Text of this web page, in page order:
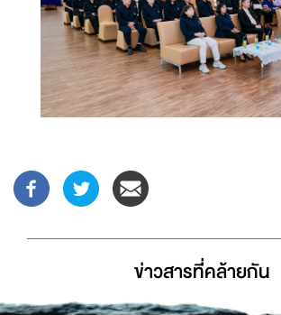
ข่าวสารที่่คล้ายกัน